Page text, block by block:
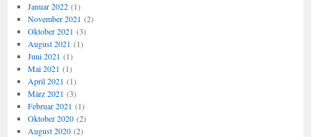
Januar 2022(1)
November 2021 (2)
Oktober 2021 (3)
August 2021 (1)
Juni 2021 (1)
Mai 2021 (1)
April 2021 (1)
März 2021 (3)
Februar 2021 (1)
Oktober 2020(2)
August 2020(2)